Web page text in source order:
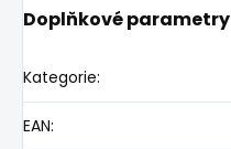
Doplňkové parametry
Kategorie:
EAN: